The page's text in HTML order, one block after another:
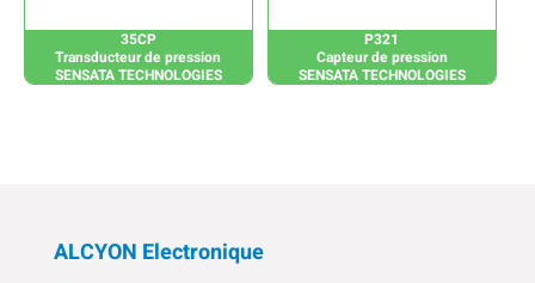
35CP
Transducteur de pression
SENSATA TECHNOLOGIES
P321
Capteur de pression
SENSATA TECHNOLOGIES
ALCYON Electronique